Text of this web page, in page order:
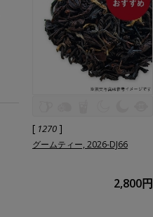
[ 1270 ]
グームティー, 2026-DJ66
2,800円